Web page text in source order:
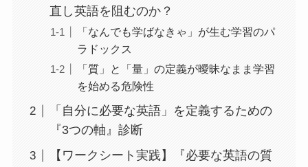
直し英語を阻むのか？
「なんでも学ばなきゃ」が生む学習のパ
ラドックス
「質」と「量」の定義が曖昧なまま学習
を始める危険性
「自分に必要な英語」を定義するための
『3つの軸』診断
【ワークシート実践】『必要な英語の質